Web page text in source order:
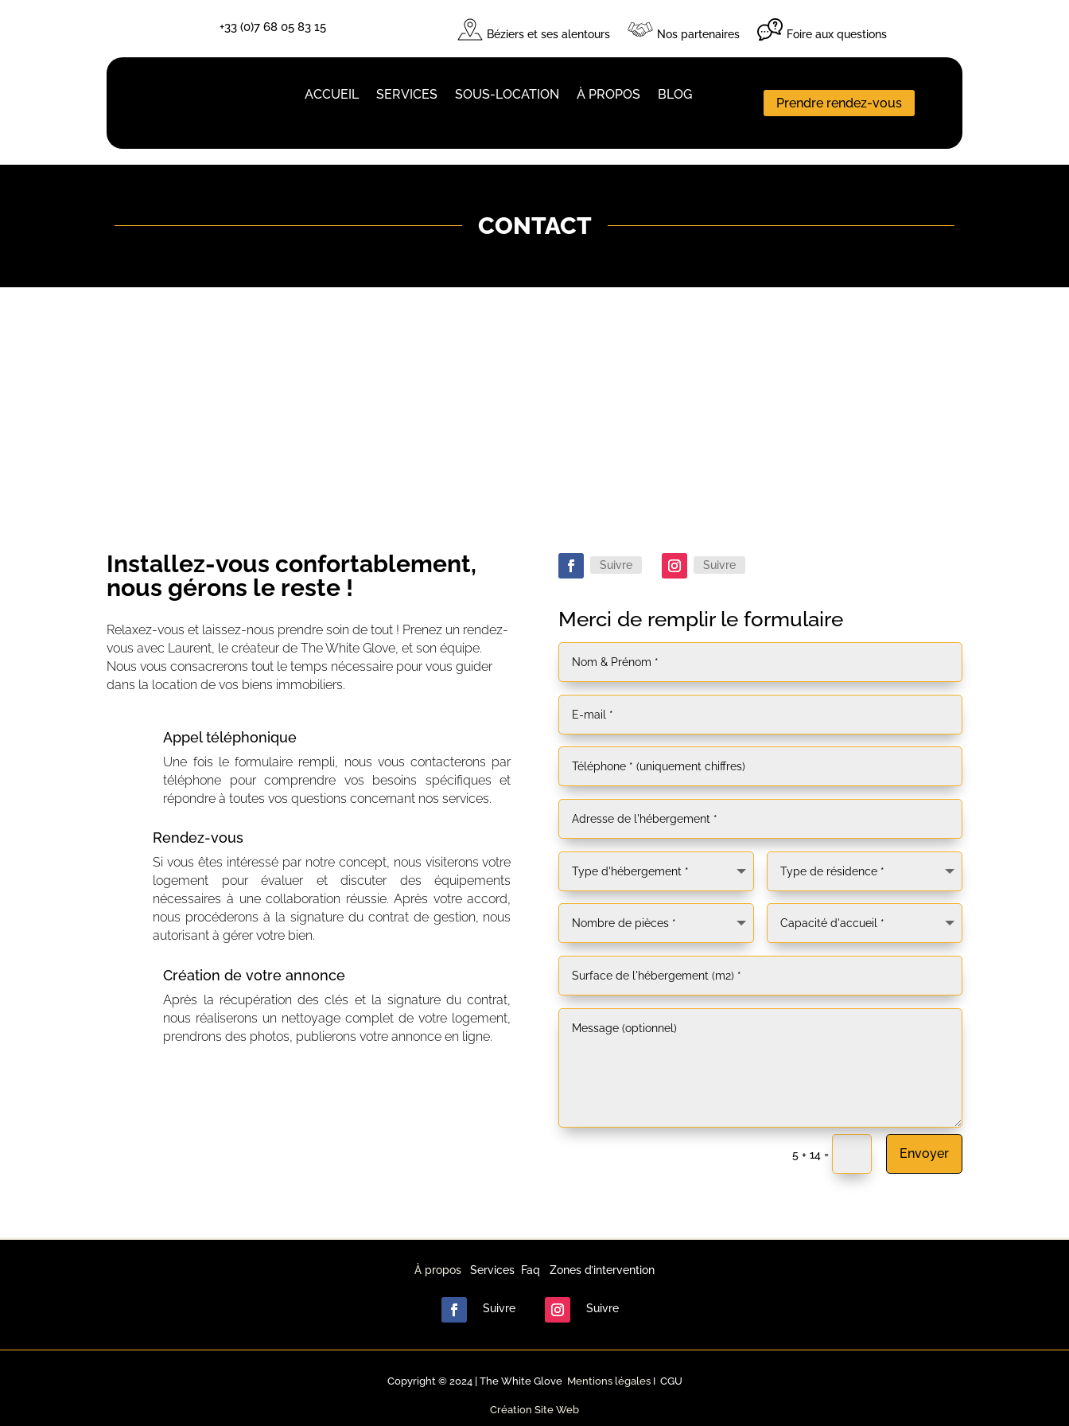
+33 (0)7 68 05 83 15 Béziers et ses alentours Nos partenaires Foire aux questions
ACCUEIL SERVICES SOUS-LOCATION À PROPOS BLOG
Prendre rendez-vous
CONTACT
Installez-vous confortablement,
nous gérons le reste !
Relaxez-vous et laissez-nous prendre soin de tout ! Prenez un rendez-
vous avec Laurent, le créateur de The White Glove, et son équipe.
Nous vous consacrerons tout le temps nécessaire pour vous guider
dans la location de vos biens immobiliers.
Appel téléphonique
Une fois le formulaire rempli, nous vous contacterons par
téléphone pour comprendre vos besoins spécifiques et
répondre à toutes vos questions concernant nos services.
Rendez-vous
Si vous êtes intéressé par notre concept, nous visiterons votre
logement pour évaluer et discuter des équipements
nécessaires à une collaboration réussie. Après votre accord,
nous procéderons à la signature du contrat de gestion, nous
autorisant à gérer votre bien.
Création de votre annonce
Après la récupération des clés et la signature du contrat,
nous réaliserons un nettoyage complet de votre logement,
prendrons des photos, publierons votre annonce en ligne.
Suivre Suivre
Merci de remplir le formulaire
5 + 14 = Envoyer
À propos Services Faq Zones d’intervention
Suivre Suivre
Copyright © 2024 | The White Glove Mentions légalesI CGU
Création Site Web